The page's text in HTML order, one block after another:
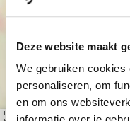
Deze website maakt
We gebruiken
personaliseren, om
en om ons
Leaflet